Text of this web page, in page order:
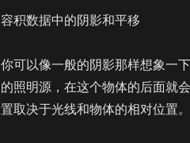
容积数据中的阴影和平移
你可以像一般的阴影那样想象一
的照明源，在这个物体的后面就
置取决于光线和物体的相对位置。